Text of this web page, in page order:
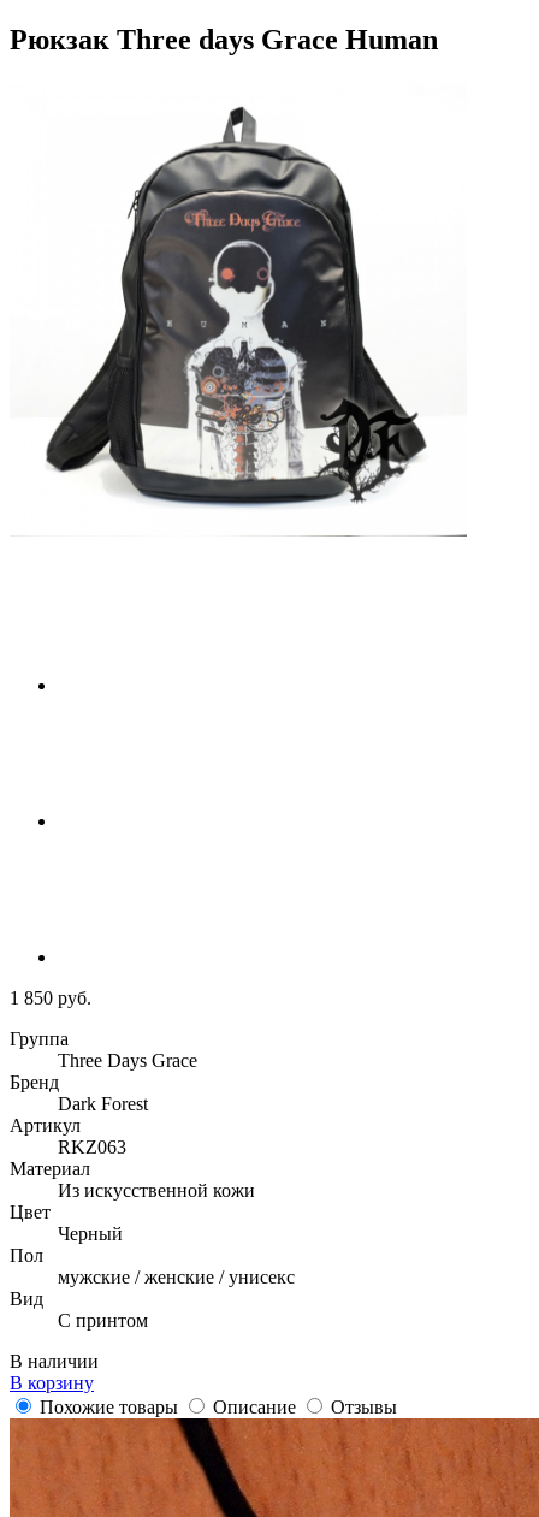
Рюкзак Three days Grace Human
1 850 руб.
Группа
Three Days Grace
Бренд
Dark Forest
Артикул
RKZ063
Материал
Из искусственной кожи
Цвет
Черный
Пол
мужские / женские / унисекс
Вид
С принтом
В наличии
В корзину
Похожие товары
Описание Отзывы